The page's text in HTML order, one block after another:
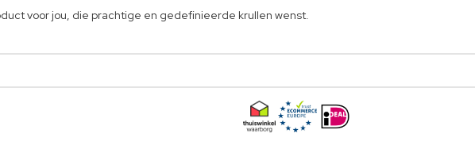
voor jou, die prachtige en gedefinieerde krullen wenst.